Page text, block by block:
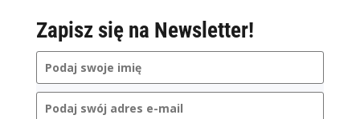
Zapisz się na Newsletter!